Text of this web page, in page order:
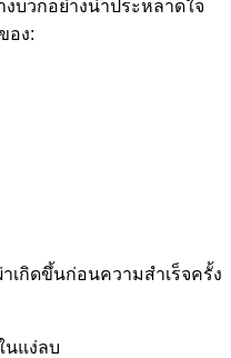
บวกอย่างน่าประหลาดใจ
อง:
เกิดขึ้นก่อนความสำเร็จครั้ง
นแง่ลบ